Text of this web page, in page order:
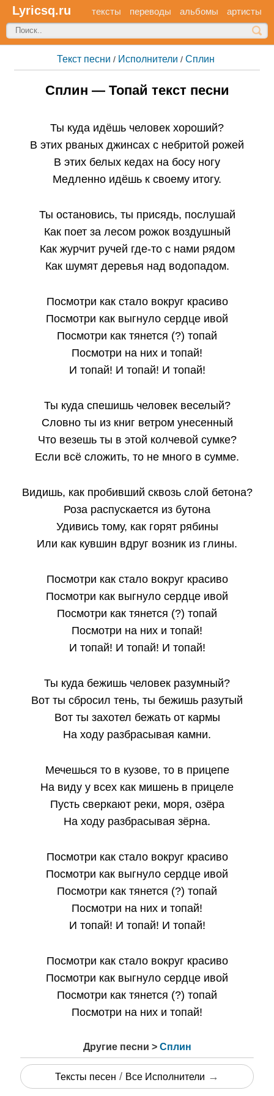
Lyricsq.ru тексты переводы альбомы артисты
Текст песни / Исполнители / Сплин
Сплин — Топай текст песни
Ты куда идёшь человек хороший?
В этих рваных джинсах с небритой рожей
В этих белых кедах на босу ногу
Медленно идёшь к своему итогу.
Ты остановись, ты присядь, послушай
Как поет за лесом рожок воздушный
Как журчит ручей где-то с нами рядом
Как шумят деревья над водопадом.
Посмотри как стало вокруг красиво
Посмотри как выгнуло сердце ивой
Посмотри как тянется (?) топай
Посмотри на них и топай!
И топай! И топай! И топай!
Ты куда спешишь человек веселый?
Словно ты из книг ветром унесенный
Что везешь ты в этой колчевой сумке?
Если всё сложить, то не много в сумме.
Видишь, как пробивший сквозь слой бетона?
Роза распускается из бутона
Удивись тому, как горят рябины
Или как кувшин вдруг возник из глины.
Посмотри как стало вокруг красиво
Посмотри как выгнуло сердце ивой
Посмотри как тянется (?) топай
Посмотри на них и топай!
И топай! И топай! И топай!
Ты куда бежишь человек разумный?
Вот ты сбросил тень, ты бежишь разутый
Вот ты захотел бежать от кармы
На ходу разбрасывая камни.
Мечешься то в кузове, то в прицепе
На виду у всех как мишень в прицеле
Пусть сверкают реки, моря, озёра
На ходу разбрасывая зёрна.
Посмотри как стало вокруг красиво
Посмотри как выгнуло сердце ивой
Посмотри как тянется (?) топай
Посмотри на них и топай!
И топай! И топай! И топай!
Посмотри как стало вокруг красиво
Посмотри как выгнуло сердце ивой
Посмотри как тянется (?) топай
Посмотри на них и топай!
Другие песни > Сплин
Тексты песен / Все Исполнители →